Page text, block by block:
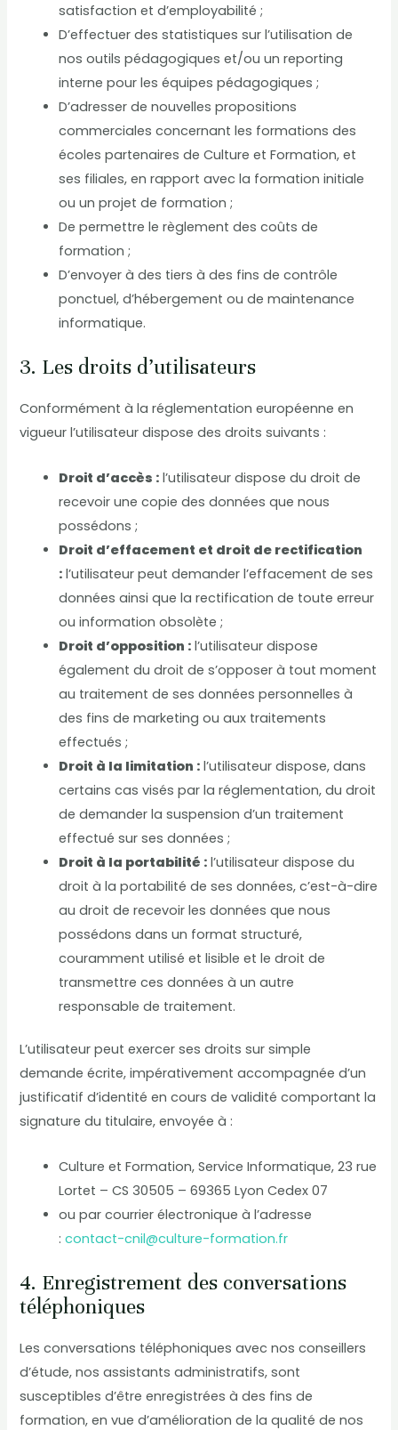
satisfaction et d’employabilité ;
D’effectuer des statistiques sur l’utilisation de
nos outils pédagogiques et/ou un reporting
interne pour les équipes pédagogiques ;
D’adresser de nouvelles propositions
commerciales concernant les formations des
écoles partenaires de Culture et Formation, et
ses filiales, en rapport avec la formation initiale
ou un projet de formation ;
De permettre le règlement des coûts de
formation ;
D’envoyer à des tiers à des fins de contrôle
ponctuel, d’hébergement ou de maintenance
informatique.
3. Les droits d’utilisateurs
Conformément à la réglementation européenne en
vigueur l’utilisateur dispose des droits suivants :
Droit d’accès : l’utilisateur dispose du droit de
recevoir une copie des données que nous
possédons ;
Droit d’effacement et droit de rectification
: l’utilisateur peut demander l’effacement de ses
données ainsi que la rectification de toute erreur
ou information obsolète ;
Droit d’opposition : l’utilisateur dispose
également du droit de s’opposer à tout moment
au traitement de ses données personnelles à
des fins de marketing ou aux traitements
effectués ;
Droit à la limitation : l’utilisateur dispose, dans
certains cas visés par la réglementation, du droit
de demander la suspension d’un traitement
effectué sur ses données ;
Droit à la portabilité : l’utilisateur dispose du
droit à la portabilité de ses données, c’est-à-dire
au droit de recevoir les données que nous
possédons dans un format structuré,
couramment utilisé et lisible et le droit de
transmettre ces données à un autre
responsable de traitement.
L’utilisateur peut exercer ses droits sur simple
demande écrite, impérativement accompagnée d’un
justificatif d’identité en cours de validité comportant la
signature du titulaire, envoyée à :
Culture et Formation, Service Informatique, 23 rue
Lortet – CS 30505 – 69365 Lyon Cedex 07
ou par courrier électronique à l’adresse
:contact-cnil@culture-formation.fr
4. Enregistrement des conversations
téléphoniques
Les conversations téléphoniques avec nos conseillers
d’étude, nos assistants administratifs, sont
susceptibles d’être enregistrées à des fins de
formation, en vue d’amélioration de la qualité de nos